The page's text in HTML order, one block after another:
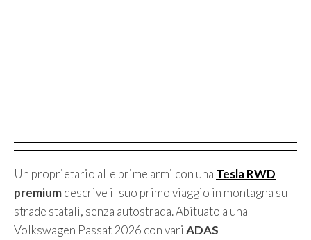
Un proprietario alle prime armi con una Tesla RWD
premiumdescrive il suo primo viaggio in montagna su
strade statali, senza autostrada. Abituato a una
Volkswagen Passat 2026 con vari ADAS